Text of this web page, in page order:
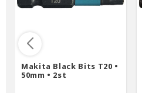
Makita Black Bits T20 •
50mm • 2st